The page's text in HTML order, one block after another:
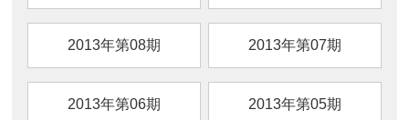
2013年第08期 2013年第07期
2013年第06期 2013年第05期